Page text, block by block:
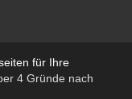
für Ihre
4 Gründe nach